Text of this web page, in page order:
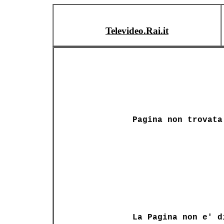
Televideo.Rai.it
Pagina non trovata
La Pagina non e'